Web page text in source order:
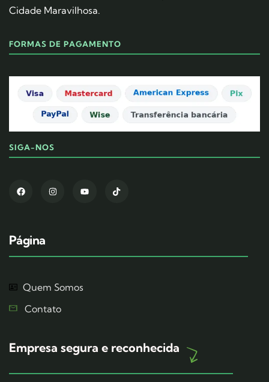
Cidade Maravilhosa.
FORMAS DE PAGAMENTO
SIGA-NOS
Página
Quem Somos
Contato
Empresa segura e reconhecida